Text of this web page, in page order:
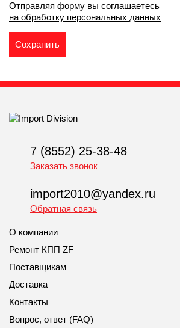
Отправляя форму вы соглашаетесь
на обработку персональных данных
7 (8552) 25-38-48
Заказать звонок
import2010@yandex.ru
Обратная связь
О компании
Ремонт КПП ZF
Поставщикам
Доставка
Контакты
Вопрос, ответ (FAQ)